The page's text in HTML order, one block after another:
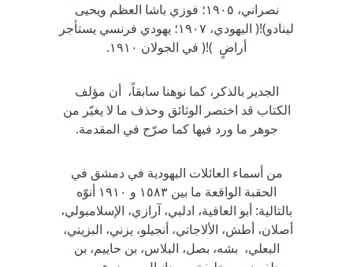
نصراني، ١٩٠٥؛ فوزي باشا العظم ويحيى
لينادو)!( اليهودي، ١٩٠٧؛ يهودي فرنسي يستأجر
أراضٍ )!( في الجولان ١٩١٠.
الجدير بالذكر، كما نوهنا سابقاً، أن مؤلف
الكتاب قد اختصر الوثائق وحذف ما لا يغيّر من
جوهر ما ورد فيها كما صرّح في المقدمة.
من أسماء العائلات اليهودية في دمشق في
الحقبة الواقعة ما بين ١٥٨٣ و ١٩١٠ أنوّه
بالتالية: أبو العافية، ادلبي، آرازي، الإسلامبولي،
أصلان، أطش، الألاجاتي، أنجيلو، يزني، البزيني،
البعلي، بشه، بصل، البلاس، بن حاييم، بن